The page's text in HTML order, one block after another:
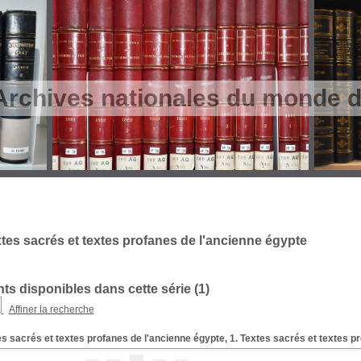
nationales du monde
sacrés et textes profanes de l'ancienne égypte
disponibles dans cette série (1)
Affiner la recherche
sacrés et textes profanes de l'ancienne égypte, 1. Textes sacrés et textes